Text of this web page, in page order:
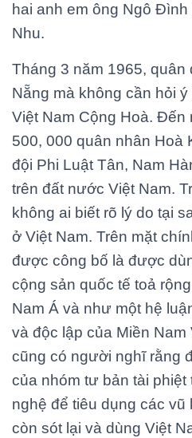
hai anh em ông Ngô
Nhu.
Tháng 3 năm 1965,
Nẵng mà không cần hỏi
Việt Nam Cộng Hoà. Đến
500, 000 quân nhân Hoà
đội Phi Luật Tân, Nam
trên đất nước Việt Nam.
không ai biết rõ lý do tại
ở Việt Nam. Trên mặt
được công bố là được
cộng sản quốc tế toả
Nam Á và như một hệ
và độc lập của Miền Nam
cũng có người nghĩ rằng
của nhóm tư bản tài
nghệ để tiêu dụng các
còn sót lại và dùng Việt